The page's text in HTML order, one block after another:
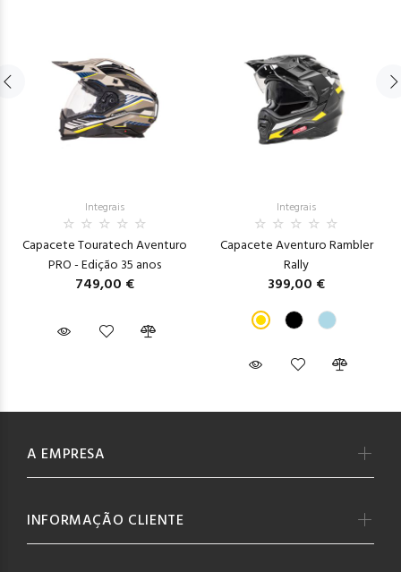
Integrais
Capacete Touratech Aventuro
PRO - Edição 35 anos
749,00 €
Integrais
Capacete Aventuro Rambler
Rally
399,00 €
A EMPRESA
INFORMAÇÃO CLIENTE